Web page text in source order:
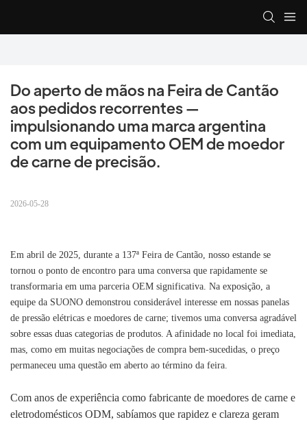
Do aperto de mãos na Feira de Cantão
aos pedidos recorrentes —
impulsionando uma marca argentina
com um equipamento OEM de moedor
de carne de precisão.
2026-05-28
Em abril de 2025, durante a 137ª Feira de Cantão, nosso estande se
tornou o ponto de encontro para uma conversa que rapidamente se
transformaria em uma parceria OEM significativa. Na exposição, a
equipe da SUONO demonstrou considerável interesse em nossas panelas
de pressão elétricas e moedores de carne; tivemos uma conversa agradável
sobre essas duas categorias de produtos. A afinidade no local foi imediata,
mas, como em muitas negociações de compra bem-sucedidas, o preço
permaneceu uma questão em aberto ao término da feira.
Com anos de experiência como fabricante de moedores de carne e
eletrodomésticos ODM, sabíamos que rapidez e clareza geram